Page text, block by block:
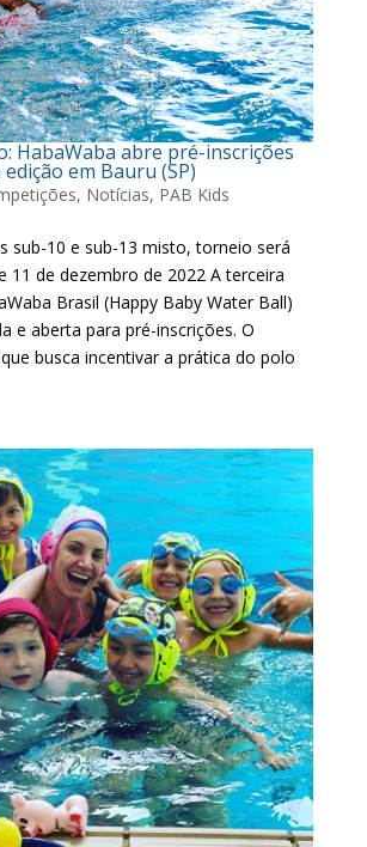
HabaWaba abre pré-inscrições
em Bauru (SP)
, Notícias, PAB Kids
sub-10 e sub-13 misto, torneio será
11 de dezembro de 2022 A terceira
Brasil (Happy Baby Water Ball)
e aberta para pré-inscrições. O
busca incentivar a prática do polo